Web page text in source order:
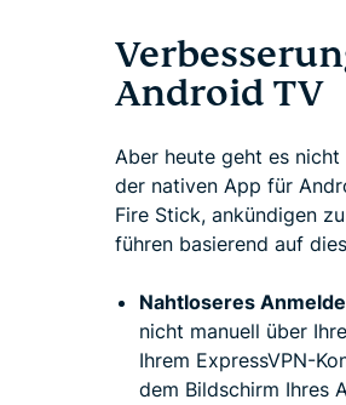
Android TV
Aber heute geht es nicht
der nativen App für
Fire Stick, ankündigen
führen basierend auf
Nahtloseres
nicht manuell über
Ihrem ExpressVPN-
dem Bildschirm Ihres